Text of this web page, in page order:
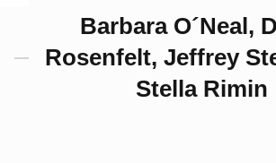
Barbara O´Neal,
Rosenfelt, Jeffrey
Stella Rimin